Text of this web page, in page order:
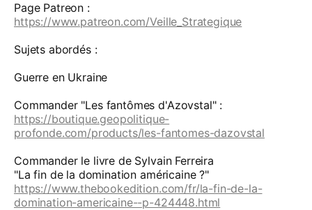
Page Patreon :
https://www.patreon.com/Veille_Strategique
Sujets abordés :
Guerre en Ukraine
Commander "Les fantômes d'Azovstal" :
https://boutique.geopolitique-
profonde.com/products/les-fantomes-dazovstal
Commander le livre de Sylvain Ferreira
"La fin de la domination américaine ?"
https://www.thebookedition.com/fr/la-fin-de-la-
domination-americaine--p-424448.html